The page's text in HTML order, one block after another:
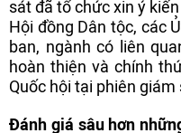
sát đã tổ chức xin ý
Hội đồng Dân tộc, các
ban, ngành có liên
hoàn thiện và chính
Quốc hội tại phiên giám
Đánh giá sâu hơn